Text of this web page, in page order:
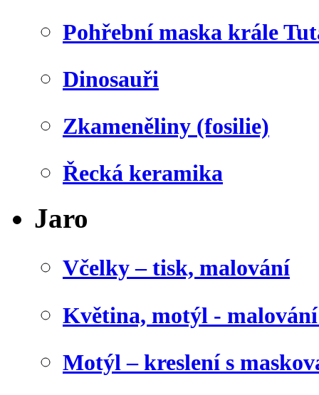
Pohřební maska krále
Dinosauři
Zkameněliny (fosilie)
Řecká keramika
Jaro
Včelky – tisk, malování
Květina, motýl -
Motýl – kreslení s